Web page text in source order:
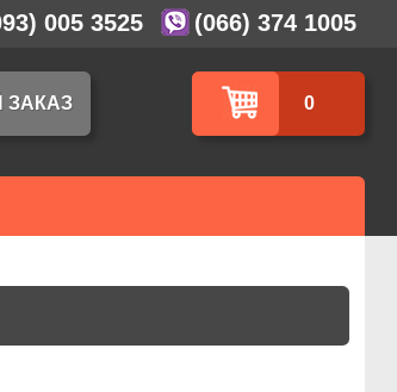
005 3525 (066) 374 1005
0